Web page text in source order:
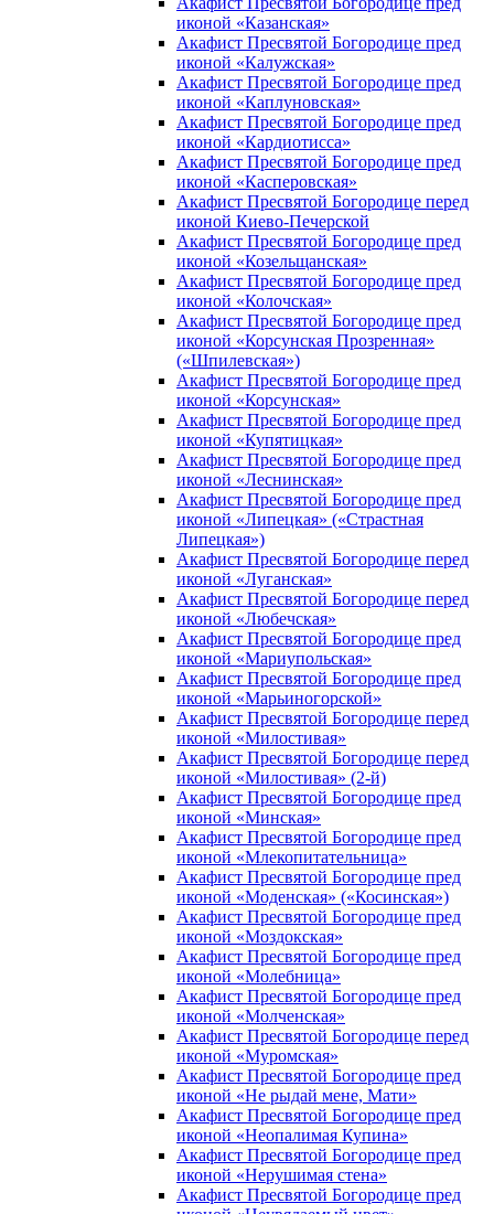
иконой «Казанская»
Акафист Пресвятой Богородице пред
иконой «Калужская»
Акафист Пресвятой Богородице пред
иконой «Каплуновская»
Акафист Пресвятой Богородице пред
иконой «Кардиотисса»
Акафист Пресвятой Богородице пред
иконой «Касперовская»
Акафист Пресвятой Богородице перед
иконой Киево-Печерской
Акафист Пресвятой Богородице пред
иконой «Козельщанская»
Акафист Пресвятой Богородице пред
иконой «Колочская»
Акафист Пресвятой Богородице пред
иконой «Корсунская Прозренная»
(«Шпилевская»)
Акафист Пресвятой Богородице пред
иконой «Корсунская»
Акафист Пресвятой Богородице пред
иконой «Купятицкая»
Акафист Пресвятой Богородице пред
иконой «Леснинская»
Акафист Пресвятой Богородице пред
иконой «Липецкая» («Страстная
Липецкая»)
Акафист Пресвятой Богородице перед
иконой «Луганская»
Акафист Пресвятой Богородице перед
иконой «Любечская»
Акафист Пресвятой Богородице пред
иконой «Мариупольская»
Акафист Пресвятой Богородице пред
иконой «Марьиногорской»
Акафист Пресвятой Богородице перед
иконой «Милостивая»
Акафист Пресвятой Богородице перед
иконой «Милостивая» (2-й)
Акафист Пресвятой Богородице пред
иконой «Минская»
Акафист Пресвятой Богородице пред
иконой «Млекопитательница»
Акафист Пресвятой Богородице пред
иконой «Моденская» («Косинская»)
Акафист Пресвятой Богородице пред
иконой «Моздокская»
Акафист Пресвятой Богородице пред
иконой «Молебница»
Акафист Пресвятой Богородице пред
иконой «Молченская»
Акафист Пресвятой Богородице перед
иконой «Муромская»
Акафист Пресвятой Богородице пред
иконой «Не рыдай мене, Мати»
Акафист Пресвятой Богородице пред
иконой «Неопалимая Купина»
Акафист Пресвятой Богородице пред
иконой «Нерушимая стена»
Акафист Пресвятой Богородице пред